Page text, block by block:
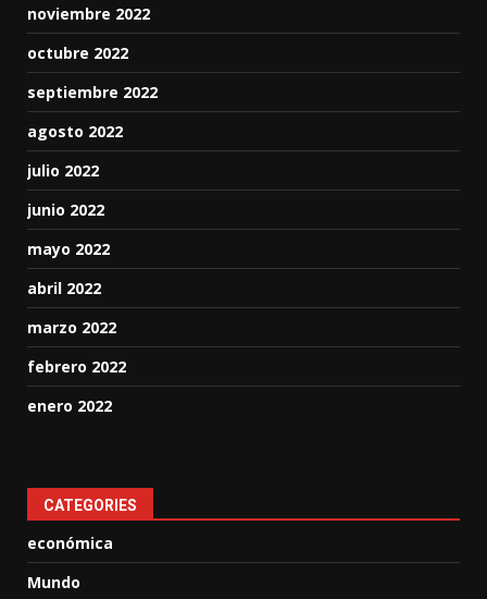
noviembre 2022
octubre 2022
septiembre 2022
agosto 2022
julio 2022
junio 2022
mayo 2022
abril 2022
marzo 2022
febrero 2022
enero 2022
CATEGORIES
económica
Mundo